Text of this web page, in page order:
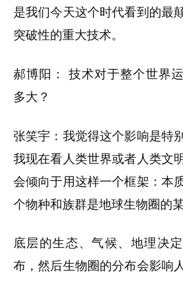
是我们今天这个时代看到的最
突破性的重大技术。
郝博阳： 技术对于整个世界
多大？
张笑宇：我觉得这个影响是特
我现在看人类世界或者人类文
会倾向于用这样一个框架：本
个物种和族群是地球生物圈的某
底层的生态、气候、地理决
布，然后生物圈的分布会影响